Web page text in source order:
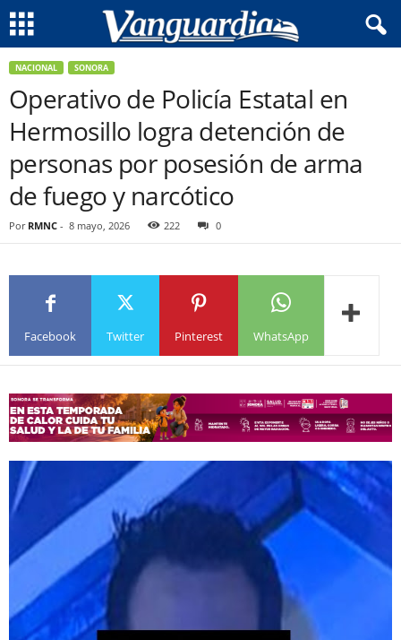
NACIONAL SONORA
Operativo de Policía Estatal en
Hermosillo logra detención de
personas por posesión de arma
de fuego y narcótico
Por RMNC - 8 mayo, 2026 222 0
Facebook Twitter Pinterest WhatsApp